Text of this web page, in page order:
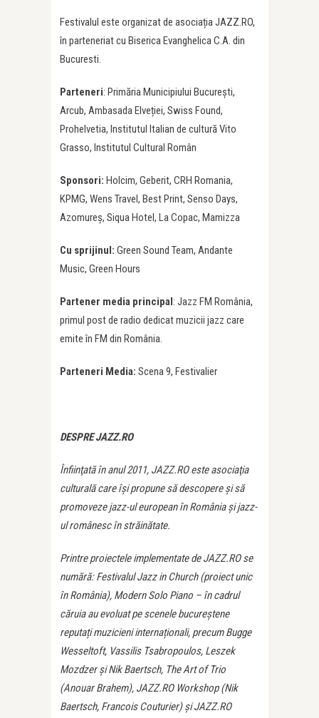
Festivalul este organizat de asociația JAZZ.RO,
în parteneriat cu Biserica Evanghelica C.A. din
Bucuresti.
Parteneri: Primăria Municipiului București,
Arcub, Ambasada Elveției, Swiss Found,
Prohelvetia, Institutul Italian de cultură Vito
Grasso, Institutul Cultural Român
Sponsori: Holcim, Geberit, CRH Romania,
KPMG, Wens Travel, Best Print, Senso Days,
Azomureș, Siqua Hotel, La Copac, Mamizza
Cu sprijinul: Green Sound Team, Andante
Music, Green Hours
Partener media principal: Jazz FM România,
primul post de radio dedicat muzicii jazz care
emite în FM din România.
Parteneri Media: Scena 9, Festivalier
DESPRE JAZZ.RO
Înfiinţată în anul 2011, JAZZ.RO este asociaţia
culturală care îşi propune să descopere şi să
promoveze jazz-ul european în România şi jazz-
ul românesc în străinătate.
Printre proiectele implementate de JAZZ.RO se
numără: Festivalul Jazz in Church (proiect unic
în România), Modern Solo Piano – în cadrul
căruia au evoluat pe scenele bucureștene
reputați muzicieni internaționali, precum Bugge
Wesseltoft, Vassilis Tsabropoulos, Leszek
Mozdzer și Nik Baertsch, The Art of Trio
(Anouar Brahem), JAZZ.RO Workshop (Nik
Baertsch, Francois Couturier) și JAZZ.RO